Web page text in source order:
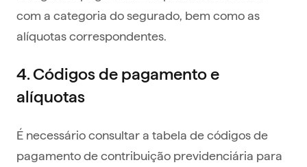
com a categoria do segurado, bem como as
alíquotas correspondentes.
4. Códigos de pagamento e
alíquotas
É necessário consultar a tabela de códigos de
pagamento de contribuição previdenciária para